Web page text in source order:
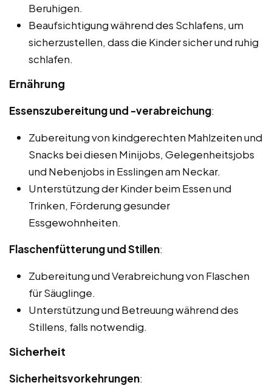
Beruhigen.
Beaufsichtigung während des Schlafens, um
sicherzustellen, dass die Kinder sicher und ruhig
schlafen.
Ernährung
Essenszubereitung und -verabreichung:
Zubereitung von kindgerechten Mahlzeiten und
Snacks bei diesen Minijobs, Gelegenheitsjobs
und Nebenjobs in Esslingen am Neckar.
Unterstützung der Kinder beim Essen und
Trinken, Förderung gesunder
Essgewohnheiten.
Flaschenfütterung und Stillen:
Zubereitung und Verabreichung von Flaschen
für Säuglinge.
Unterstützung und Betreuung während des
Stillens, falls notwendig.
Sicherheit
Sicherheitsvorkehrungen: